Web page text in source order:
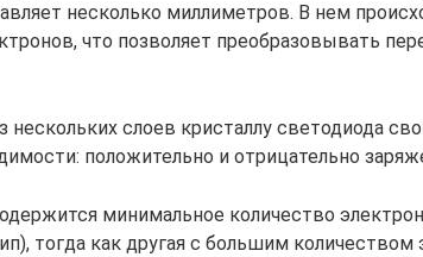
несколько миллиметров. В нем
что позволяет преобразовывать
нескольких слоев кристаллу светодиода
положительно и отрицательно
минимальное количество
тогда как другая с большим количеством